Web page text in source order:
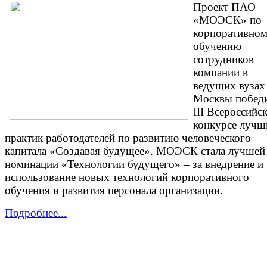
Проект ПАО
«МОЭСК» по
обучению
сотрудников
компании в
ведущих вузах
Москвы
III
конкурсе
практик работодателей по развитию человеческого
капитала «Создавая будущее». МОЭСК стала лучшей
номинации «Технологии будущего» – за внедрение и
использование новых технологий корпоративного
обучения и развития персонала организации.
Подробнее...